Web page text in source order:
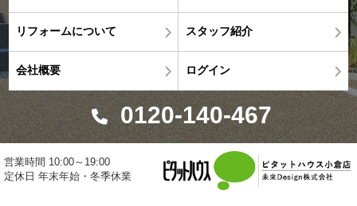
リフォームについて スタッフ紹介
会社概要 ログイン
0120-140-467
営業時間 10:00～19:00
定休日 年末年始・冬季休業